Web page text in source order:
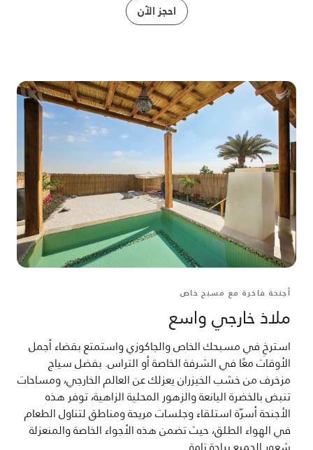
احجز الآن
أجنحة فاخرة مع مسبح خاص
ملاذ خارجي واسع
استرخِ في مسبحك الخاص والجاكوزي واستمتع بقضاء أجمل
الأوقات معًا في الشرفة الخاصة أو التراس. بفضل سياج
مزخرف من خشب الخيزران يعزلك عن العالم الخارجي، ومساحات
تنبض بالخضرة اليانعة والزهور المحلية الزاهية، توفر هذه
الأجنحة أسرّة استلقاء وجلسات مريحة ومناطق لتناول الطعام
في الهواء الطلق، حيث تضمن هذه الأجواء الخاصة والمنعزلة